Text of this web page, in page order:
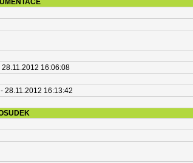
28.11.2012 16:06:08
28.11.2012 16:13:42